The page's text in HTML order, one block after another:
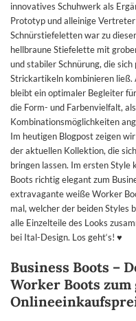
innovatives Schuhwerk als
Prototyp und alleinige
Schnürstiefeletten war zu
hellbraune Stiefelette mit
und stabiler Schnürung, die
Strickartikeln kombinieren ließ.
bleibt ein optimaler Begleiter
die Form- und Farbenvielfalt,
Kombinationsmöglichkeiten
Im heutigen Blogpost zeigen
der aktuellen Kollektion, die
bringen lassen. Im ersten
Boots richtig elegant zum
extravagante weiße Worker
mal, welcher der beiden Styles
alle Einzelteile des Looks
bei Ital-Design. Los geht‘s! ♥
Business Boots –
Worker Boots